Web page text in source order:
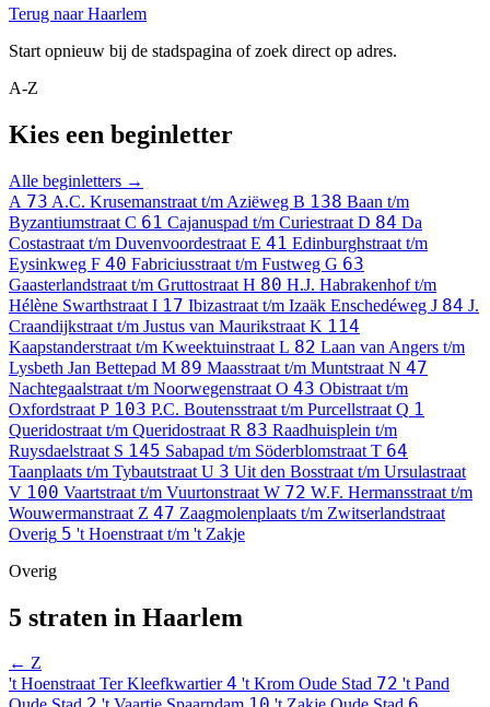
Terug naar Haarlem
Start opnieuw bij de stadspagina of zoek direct op adres.
A-Z
Kies een beginletter
Alle beginletters →
A 73 A.C. Krusemanstraat t/m Aziëweg B 138 Baan t/m
Byzantiumstraat C 61 Cajanuspad t/m Curiestraat D 84 Da
Costastraat t/m Duvenvoordestraat E 41 Edinburghstraat t/m
Eysinkweg F 40 Fabriciusstraat t/m Fustweg G 63
Gaasterlandstraat t/m Gruttostraat H 80 H.J. Habrakenhof t/m
Hélène Swarthstraat I 17 Ibizastraat t/m Izaäk Enschedéweg J 84 J.
Craandijkstraat t/m Justus van Maurikstraat K 114
Kaapstanderstraat t/m Kweektuinstraat L 82 Laan van Angers t/m
Lysbeth Jan Bettepad M 89 Maasstraat t/m Muntstraat N 47
Nachtegaalstraat t/m Noorwegenstraat O 43 Obistraat t/m
Oxfordstraat P 103 P.C. Boutensstraat t/m Purcellstraat Q 1
Queridostraat t/m Queridostraat R 83 Raadhuisplein t/m
Ruysdaelstraat S 145 Sabapad t/m Söderblomstraat T 64
Taanplaats t/m Tybautstraat U 3 Uit den Bosstraat t/m Ursulastraat
V 100 Vaartstraat t/m Vuurtonstraat W 72 W.F. Hermansstraat t/m
Wouwermanstraat Z 47 Zaagmolenplaats t/m Zwitserlandstraat
Overig 5 't Hoenstraat t/m 't Zakje
Overig
5 straten in Haarlem
← Z
't Hoenstraat Ter Kleefkwartier 4 't Krom Oude Stad 72 't Pand